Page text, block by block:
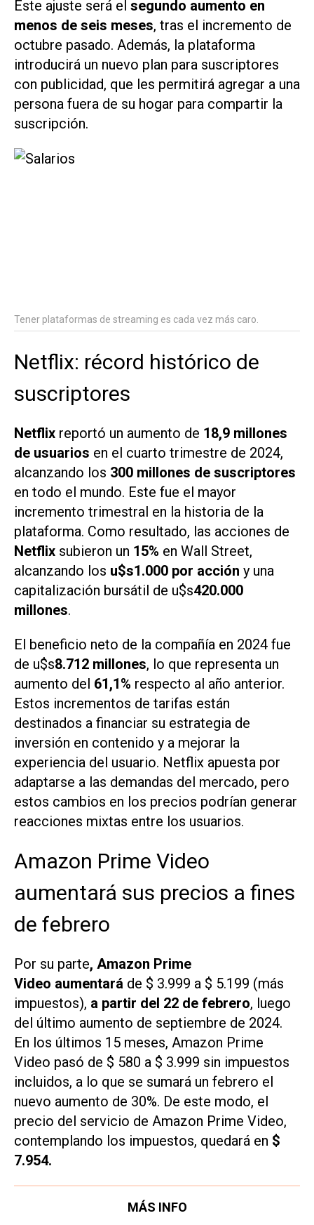
Este ajuste será el segundo aumento en
menos de seis meses, tras el incremento de
octubre pasado. Además, la plataforma
introducirá un nuevo plan para suscriptores
con publicidad, que les permitirá agregar a una
persona fuera de su hogar para compartir la
suscripción.
Tener plataformas de streaming es cada vez más caro.
Netflix: récord histórico de
suscriptores
Netflix reportó un aumento de 18,9 millones
de usuarios en el cuarto trimestre de 2024,
alcanzando los 300 millones de suscriptores
en todo el mundo. Este fue el mayor
incremento trimestral en la historia de la
plataforma. Como resultado, las acciones de
Netflix subieron un 15% en Wall Street,
alcanzando los u$s1.000 por acción y una
capitalización bursátil de u$s420.000
millones.
El beneficio neto de la compañía en 2024 fue
de u$s8.712 millones, lo que representa un
aumento del 61,1% respecto al año anterior.
Estos incrementos de tarifas están
destinados a financiar su estrategia de
inversión en contenido y a mejorar la
experiencia del usuario. Netflix apuesta por
adaptarse a las demandas del mercado, pero
estos cambios en los precios podrían generar
reacciones mixtas entre los usuarios.
Amazon Prime Video
aumentará sus precios a fines
de febrero
Por su parte, Amazon Prime
Video aumentará de $ 3.999 a $ 5.199 (más
impuestos), a partir del 22 de febrero, luego
del último aumento de septiembre de 2024.
En los últimos 15 meses, Amazon Prime
Video pasó de $ 580 a $ 3.999 sin impuestos
incluidos, a lo que se sumará un febrero el
nuevo aumento de 30%. De este modo, el
precio del servicio de Amazon Prime Video,
contemplando los impuestos, quedará en $
7.954.
MÁS INFO